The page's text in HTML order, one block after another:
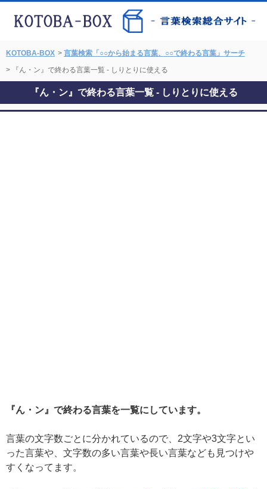
KOTOBA-BOX > 言葉検索「○○から始まる言葉、○○で終わる言葉」サーチ
> 『ん・ン』で終わる言葉一覧 - しりとりに使える
『ん・ン』で終わる言葉一覧 - しりとりに使える
『ん・ン』で終わる言葉を一覧にしています。
言葉の文字数ごとに分かれているので、2文字や3文字とい
った言葉や、文字数の多い言葉や長い言葉なども見つけや
すくなってます。